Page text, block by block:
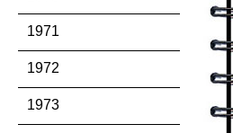
1971
1972
1973